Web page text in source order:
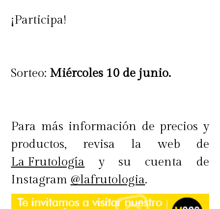
¡Participa!
Sorteo: Miércoles 10 de junio.
Para más información de precios y
productos, revisa la web de
La Frutología y su cuenta de
Instagram @lafrutologia.